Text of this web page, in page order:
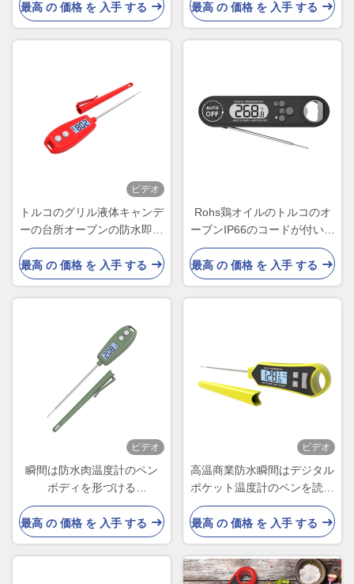
最高 の 価格 を 入手 する
最高 の 価格 を 入手 する
ビデオ
トルコのグリル液体キャンデ
ーの台所オーブンの防水即刻
の読まれた温度計
最高 の 価格 を 入手 する
Rohs鶏オイルのトルコのオ
ーブンIP66のコードが付いて
いる防水肉温度計
最高 の 価格 を 入手 する
ビデオ
瞬間は防水肉温度計のペン
ボディを形づける
221x31x15mmを読んだ
最高 の 価格 を 入手 する
ビデオ
高温商業防水瞬間はデジタル
ポケット温度計のペンを読ん
だ
最高 の 価格 を 入手 する